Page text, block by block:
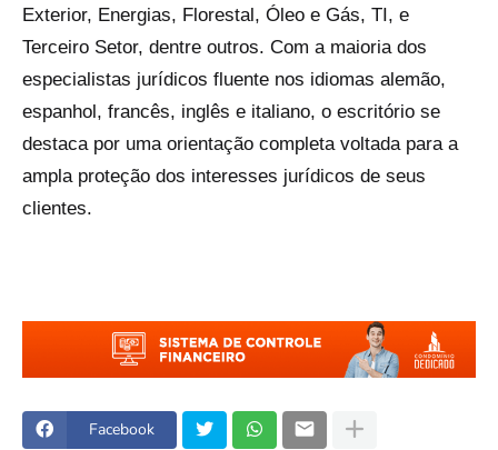
Exterior, Energias, Florestal, Óleo e Gás, TI, e
Terceiro Setor, dentre outros. Com a maioria dos
especialistas jurídicos fluente nos idiomas alemão,
espanhol, francês, inglês e italiano, o escritório se
destaca por uma orientação completa voltada para a
ampla proteção dos interesses jurídicos de seus
clientes.
Facebook